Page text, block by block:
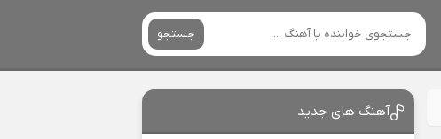
جستجو
آهنگ های جدید